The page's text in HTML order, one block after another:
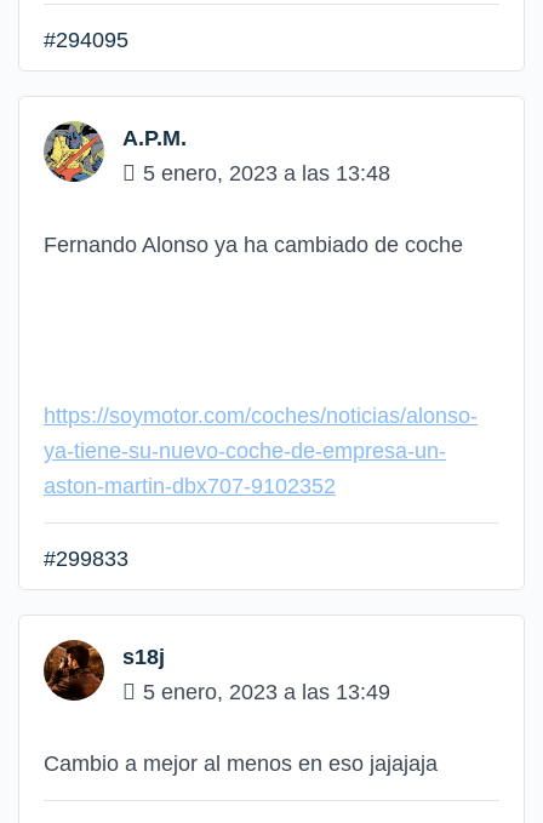
#294095
A.P.M.
5 enero, 2023 a las 13:48
Fernando Alonso ya ha cambiado de coche
https://soymotor.com/coches/noticias/alonso-
ya-tiene-su-nuevo-coche-de-empresa-un-
aston-martin-dbx707-9102352
#299833
s18j
5 enero, 2023 a las 13:49
Cambio a mejor al menos en eso jajajaja